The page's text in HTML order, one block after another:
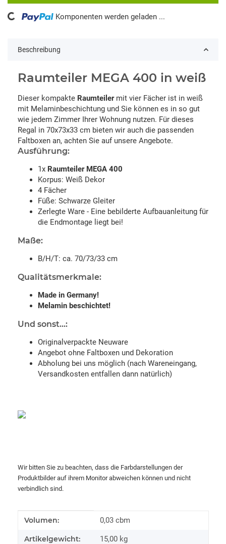
Komponenten werden geladen ...
Beschreibung
Raumteiler MEGA 400 in weiß
Dieser kompakte Raumteilermit vier Fächer ist in weiß
mit Melaminbeschichtung und Sie können es in so gut
wie jedem Zimmer Ihrer Wohnung nutzen. Für dieses
Regal in 70x73x33 cm bieten wir auch die passenden
Faltboxen an, achten Sie auf unsere Angebote.
Ausführung:
1x Raumteiler MEGA 400
Korpus: Weiß Dekor
4 Fächer
Füße: Schwarze Gleiter
Zerlegte Ware - Eine bebilderte Aufbauanleitung für
die Endmontage liegt bei!
Maße:
B/H/T: ca. 70/73/33 cm
Qualitätsmerkmale:
Made in Germany!
Melamin beschichtet!
Und sonst...:
Originalverpackte Neuware
Angebot ohne Faltboxen und Dekoration
Abholung bei uns möglich (nach Wareneingang,
Versandkosten entfallen dann natürlich)
Wir bitten Sie zu beachten, dass die Farbdarstellungen der
Produktbilder auf ihrem Monitor abweichen können und nicht
verbindlich sind.
Produkteigenschaft
Wert
Volumen: 0,03 cbm
Artikelgewicht: 15,00 kg